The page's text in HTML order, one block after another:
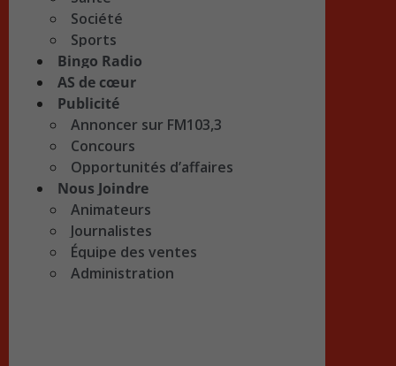
Société
Sports
Bingo Radio
AS de cœur
Publicité
Annoncer sur FM103,3
Concours
Opportunités d’affaires
Nous Joindre
Animateurs
Journalistes
Équipe des ventes
Administration